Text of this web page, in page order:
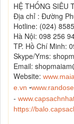
HỆ THỐNG SIÊU
Địa chỉ : Đường
Hotline: (024)
Hà Nội: 098 256
TP. Hồ Chí Minh:
Skype/Yms:
Email:
Website:
e.vn -
-
https://